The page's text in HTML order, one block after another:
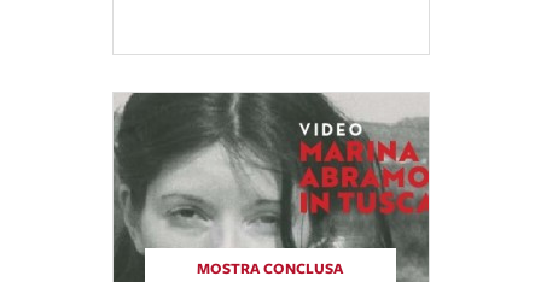
MOSTRA CONCLUSA